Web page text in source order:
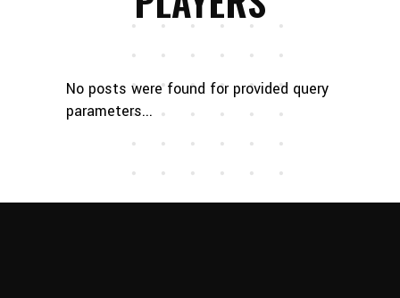
No posts were found for provided query
parameters...